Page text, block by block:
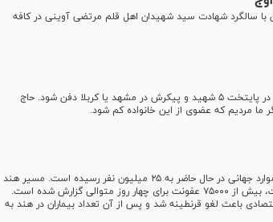
فرهنگی هنری اوج شنبه ۲۰ فروردین همزمان با سالگرد شهادت سید شهیدان اهل قلم مرتضی آوینی در کافه
خبرگزاری میزان-مسئول سازمان هنری رسانه‌ای اوج گفت: قرار بود باباپنجعلی در پایتخت ۵ شهید و پیکرش در مشهد یا کربلا دفن شود. حاج
ما مردیم که عضوی از این خانواده کم شود.
طبق گزارش دانشگاه جان هاپکینز، که این بیماری را پیگیری می‌کند، تعداد موارد جهانی در حال حاضر به ۲۵ میلیون نفر رسیده است. مسیر هند
خصوصاً نگران کننده است، زیرا دارای سریعترین رشد روزانه در هر کشور است، بیش از ۷۵۰۰۰ عفونت برای چهار روز متوالی گزارش شده است.
باعث لغو قرنطینه شد و پس از آن تعداد بیماران در هند به